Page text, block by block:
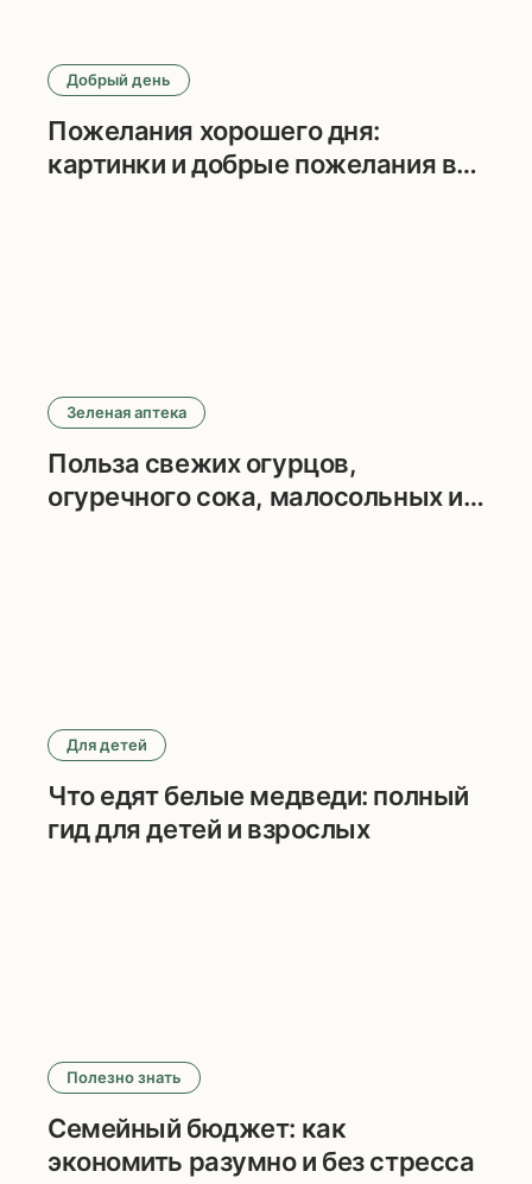
Добрый день
Пожелания хорошего дня:
картинки и добрые пожелания в
Зеленая аптека
Польза свежих огурцов,
огуречного сока, малосольных и
Для детей
Что едят белые медведи: полный
гид для детей и взрослых
Полезно знать
Семейный бюджет: как
экономить разумно и без стресса